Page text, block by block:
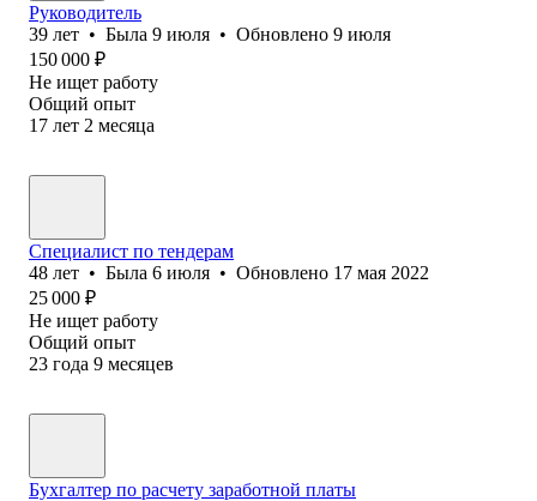
Руководитель
39 лет • Была 9 июля • Обновлено 9 июля
150 000 ₽
Не ищет работу
Общий опыт
17 лет 2 месяца
Специалист по тендерам
48 лет • Была 6 июля • Обновлено 17 мая 2022
25 000 ₽
Не ищет работу
Общий опыт
23 года 9 месяцев
Бухгалтер по расчету заработной платы